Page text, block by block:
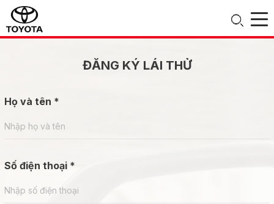
ĐĂNG KÝ LÁI THỬ
Họ và tên *
Số điện thoại *